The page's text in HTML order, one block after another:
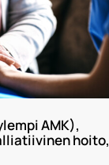
AMK),
hoito,